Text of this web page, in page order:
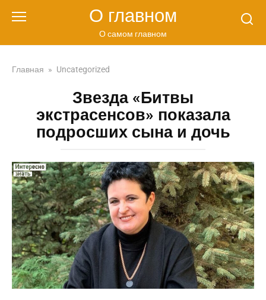
О главном
О самом главном
Главная » Uncategorized
Звезда «Битвы
экстрасенсов» показала
подросших сына и дочь